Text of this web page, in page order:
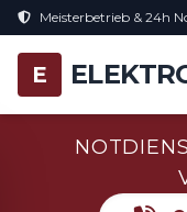
Meisterbetrieb & 24h
E